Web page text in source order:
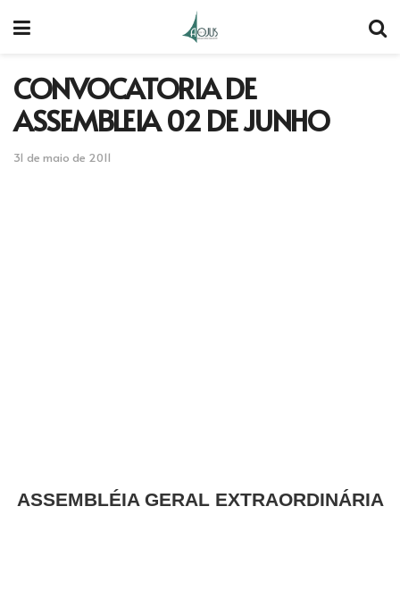
CONVOCATORIA DE
ASSEMBLEIA 02 DE JUNHO
31 de maio de 2011
ASSEMBLÉIA GERAL EXTRAORDINÁRIA